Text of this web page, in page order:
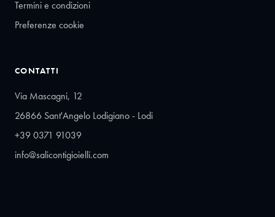
Termini e condizioni
Preferenze cookie
CONTATTI
Via Mascagni, 12
26866 Sant'Angelo Lodigiano - Lodi
+39 0371 91039
info@salicontigioielli.com